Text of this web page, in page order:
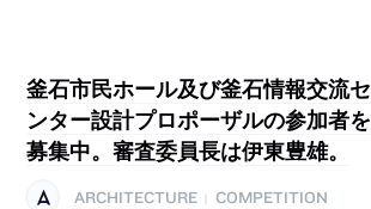
釜石市民ホール及び釜石情報交流セ
ンター設計プロポーザルの参加者を
募集中。審査委員長は伊東豊雄。
ARCHITECTURE COMPETITION